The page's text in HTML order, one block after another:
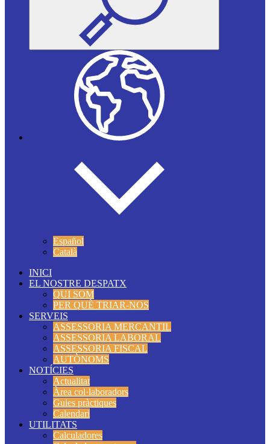
Español
Català
INICI
EL NOSTRE DESPATX
QUI SOM
PER QUÈ TRIAR-NOS
SERVEIS
ASSESSORIA MERCANTIL
ASSESSORIA LABORAL
ASSESSORIA FISCAL
AUTÒNOMS
NOTÍCIES
Actualitat
Àrea col·laboradors
Guies pràctiques
Calendari
UTILITATS
Calculadores